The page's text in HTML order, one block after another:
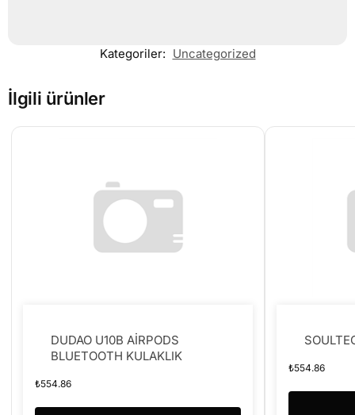
Kategoriler: Uncategorized
İlgili ürünler
DUDAO U10B AİRPODS
BLUETOOTH KULAKLIK
₺554.86
₺554.86